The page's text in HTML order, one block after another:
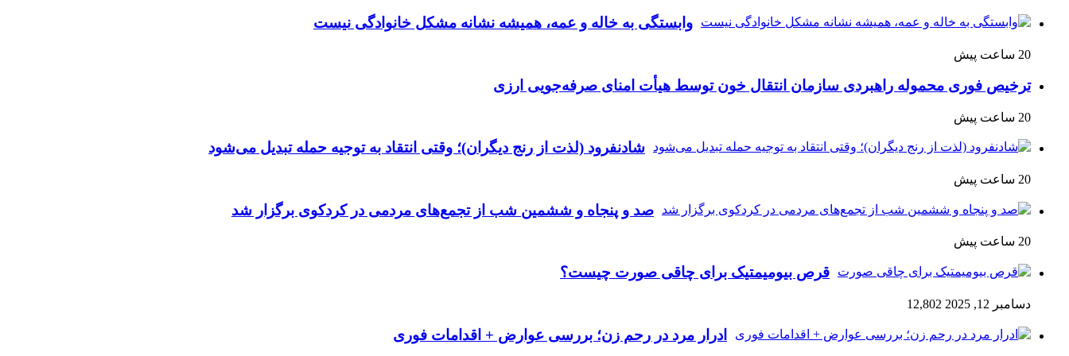
وابستگی به خاله و عمه، همیشه نشانه مشکل خانوادگی نیست
20 ساعت پیش
ترخیص فوری محموله راهبردی سازمان انتقال خون توسط هیأت امنای صرفه‌جویی ارزی
20 ساعت پیش
شادنفرود (لذت از رنج دیگران)؛ وقتی انتقاد به توجیه حمله تبدیل می‌شود
20 ساعت پیش
صد و پنجاه‌ و ششمین شب از تجمع‌های مردمی در کردکوی برگزار شد
20 ساعت پیش
قرص بیومیمتیک برای چاقی صورت چیست؟
دسامبر 12, 2025 12,802
ادرار مرد در رحم زن؛ بررسی عوارض + اقدامات فوری